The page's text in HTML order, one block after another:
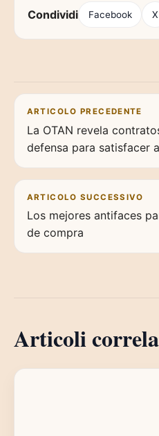
Condividi Facebook X
Navigazione
ARTICOLO PRECEDENTE
La OTAN revela
defensa para satisfacer
ARTICOLO SUCCESSIVO
Los mejores antifaces
de compra
Articoli